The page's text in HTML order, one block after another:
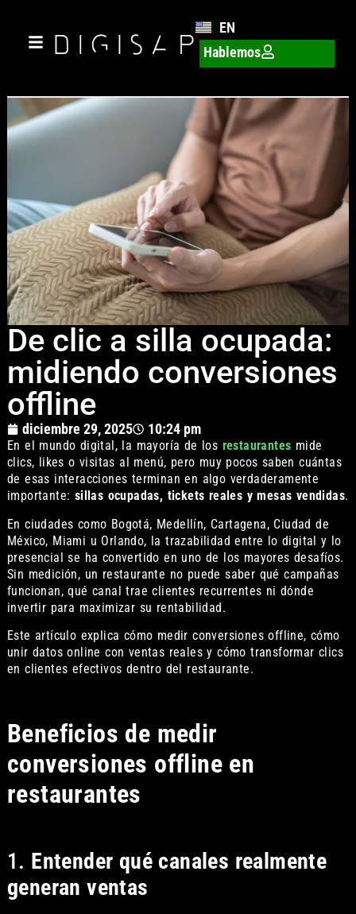
EN
Hablemos
De clic a silla ocupada:
midiendo conversiones
offline
diciembre 29, 2025 10:24 pm
En el mundo digital, la mayoría de los restaurantes mide
clics, likes o visitas al menú, pero muy pocos saben cuántas
de esas interacciones terminan en algo verdaderamente
importante: sillas ocupadas, tickets reales y mesas vendidas.
En ciudades como Bogotá, Medellín, Cartagena, Ciudad de
México, Miami u Orlando, la trazabilidad entre lo digital y lo
presencial se ha convertido en uno de los mayores desafíos.
Sin medición, un restaurante no puede saber qué campañas
funcionan, qué canal trae clientes recurrentes ni dónde
invertir para maximizar su rentabilidad.
Este artículo explica cómo medir conversiones offline, cómo
unir datos online con ventas reales y cómo transformar clics
en clientes efectivos dentro del restaurante.
Beneficios de medir
conversiones offline en
restaurantes
1. Entender qué canales realmente
generan ventas